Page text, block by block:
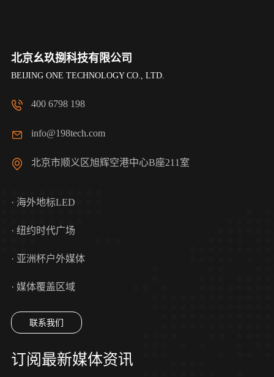
北京幺玖捌科技有限公司
BEIJING ONE TECHNOLOGY CO., LTD.
400 6798 198
info@198tech.com
北京市顺义区旭辉空港中心B座211室
· 海外地标LED
· 纽约时代广场
· 亚洲杯户外媒体
· 媒体覆盖区域
联系我们
订阅最新媒体资讯